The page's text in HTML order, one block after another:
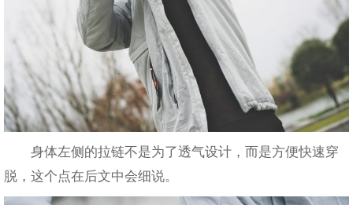
身体左侧的拉链不是为了透气设计，而是方便快速穿
脱，这个点在后文中会细说。